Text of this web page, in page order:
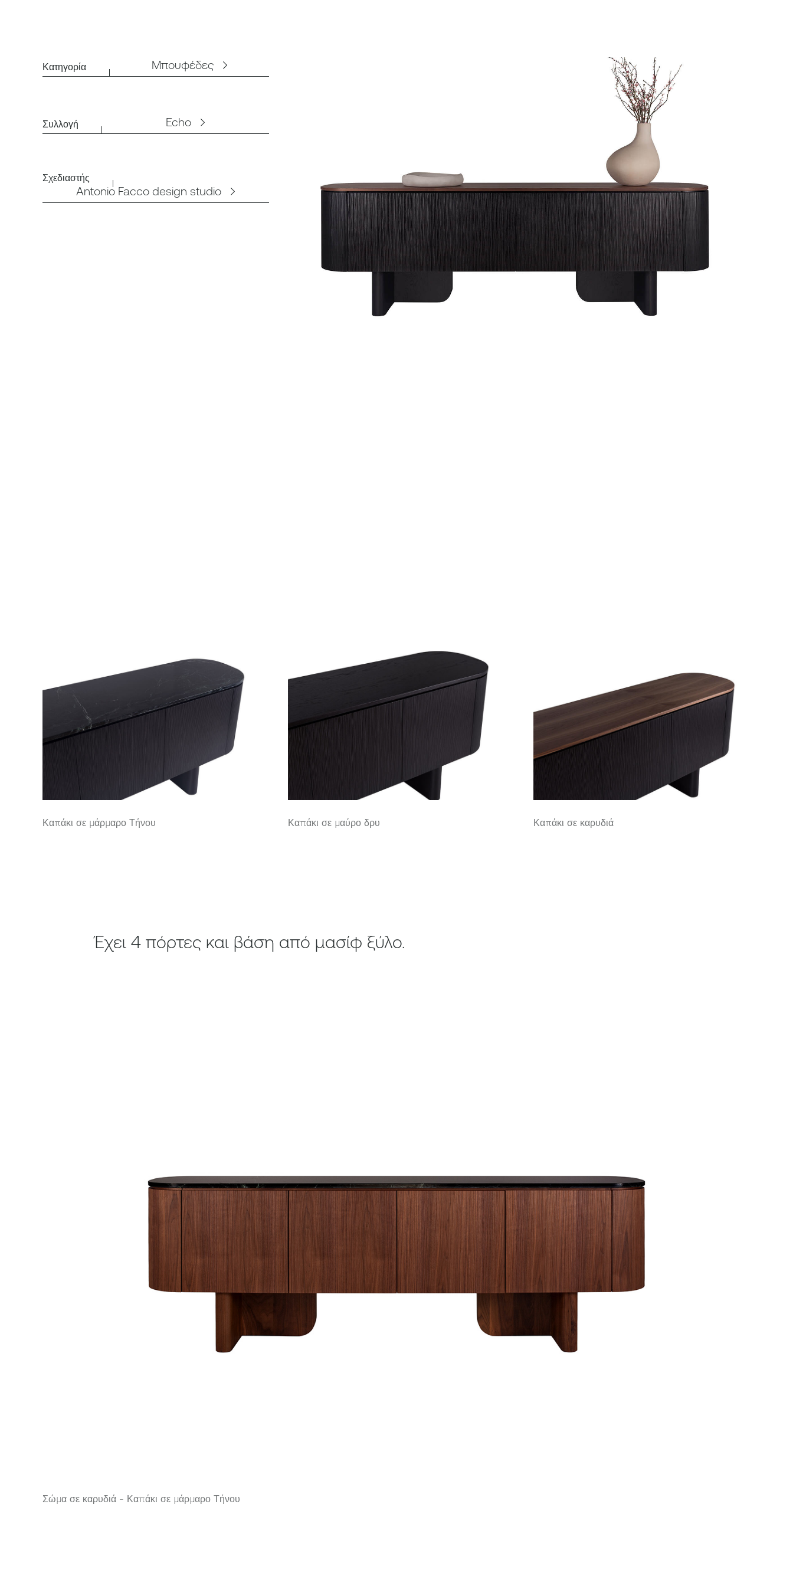
Κατηγορία Μπουφέδες
Συλλογή Echo
Σχεδιαστής
Antonio Facco design studio
Καπάκι σε μάρμαρο Τήνου Καπάκι σε μαύρο δρυ Καπάκι σε καρυδιά
Έχει 4 πόρτες και βάση από μασίφ ξύλο.
Σώμα σε καρυδιά - Καπάκι σε μάρμαρο Τήνου